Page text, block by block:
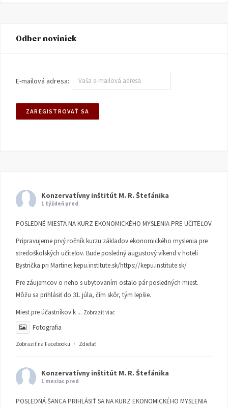
Odber noviniek
E-mailová adresa:
Konzervatívny inštitút M. R. Štefánika
1 týždeň pred
POSLEDNÉ MIESTA NA KURZ EKONOMICKÉHO MYSLENIA PRE UČITEĽOV
Pripravujeme prvý ročník kurzu základov ekonomického myslenia pre
stredoškolských učiteľov. Bude posledný augustový víkend v hoteli
Bystrička pri Martine: kepu.institute.sk/https://kepu.institute.sk/
Pre záujemcov o neho s ubytovaním ostalo pár posledných miest.
Môžu sa prihlásiť do 31. júla, čím skôr, tým lepšie.
Miest pre účastníkov k ... Zobraziť viac
Fotografia
Zobraziť na Facebooku · Zdieľať
Konzervatívny inštitút M. R. Štefánika
1 mesiac pred
POSLEDNÁ ŠANCA PRIHLÁSIŤ SA NA KURZ EKONOMICKÉHO MYSLENIA